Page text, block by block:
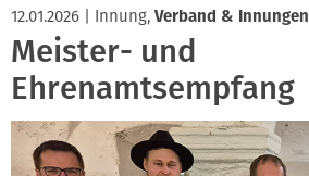
12.01.2026 Innung, Verband & Innungen
Meister- und
Ehrenamtsempfang